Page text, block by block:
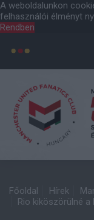
A weboldalunkon
felhasználói élményt
Rendben
Főoldal Hírek
Rio kiköszörülné